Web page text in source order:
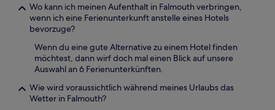
Wo kann ich meinen Aufenthalt in Falmouth verbringen,
wenn ich eine Ferienunterkunft anstelle eines Hotels
bevorzuge?
Wenn du eine gute Alternative zu einem Hotel finden
möchtest, dann wirf doch mal einen Blick auf unsere
Auswahl an 6 Ferienunterkünften.
Wie wird voraussichtlich während meines Urlaubs das
Wetter in Falmouth?